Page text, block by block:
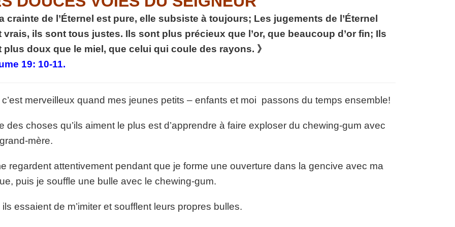
www.lafoiapostolique.org/wp-
lasse-rempli-de-tritesse.mp3
crainte de l’Éternel est pure, elle subsiste à toujours; Les jugements de l’Éternel
vrais, ils sont tous justes. Ils sont plus précieux que l’or, que beaucoup d’or fin; Ils
plus doux que le miel, que celui qui coule des rayons. 》
19: 10-11.
c’est merveilleux quand mes jeunes petits – enfants et moi passons du temps ensemble!
des choses qu’ils aiment le plus est d’apprendre à faire exploser du chewing-gum avec
mère.
regardent attentivement pendant que je forme une ouverture dans la gencive avec ma
puis je souffle une bulle avec le chewing-gum.
ils essaient de m’imiter et soufflent leurs propres bulles.